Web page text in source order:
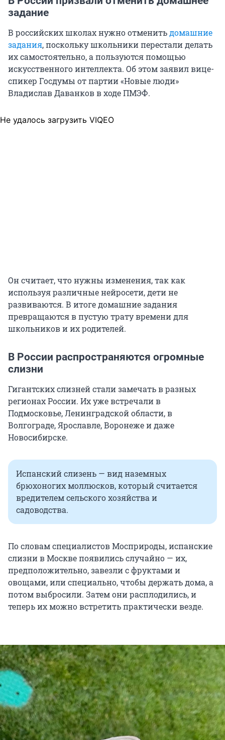
задание
В российских школах нужно отменитьдомашние
задания, поскольку школьники перестали делать
их самостоятельно, а пользуются помощью
искусственного интеллекта. Об этом заявил вице-
спикер Госдумы от партии «Новые люди»
Владислав Даванков в ходе ПМЭФ.
Не удалось загрузить VIQEO
Он считает, что нужны изменения, так как
используя различные нейросети, дети не
развиваются. В итоге домашние задания
превращаются в пустую трату времени для
школьников и их родителей.
В России распространяются огромные
слизни
Гигантских слизней стали замечать в разных
регионах России. Их уже встречали в
Подмосковье, Ленинградской области, в
Волгограде, Ярославле, Воронеже и даже
Новосибирске.
Испанский слизень — вид наземных
брюхоногих моллюсков, который считается
вредителем сельского хозяйства и
садоводства.
По словам специалистов Мосприроды, испанские
слизни в Москве появились случайно — их,
предположительно, завезли с фруктами и
овощами, или специально, чтобы держать дома, а
потом выбросили. Затем они расплодились, и
теперь их можно встретить практически везде.